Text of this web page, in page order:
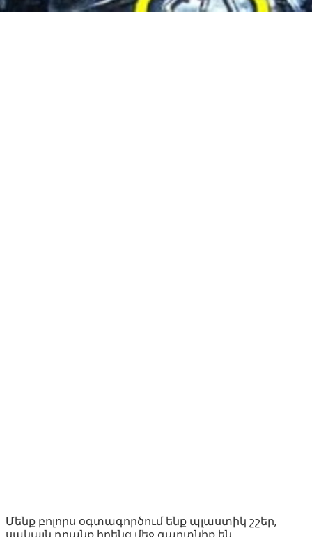
Մենք բոլորս օգտագործում ենք պլաստիկ շշեր,